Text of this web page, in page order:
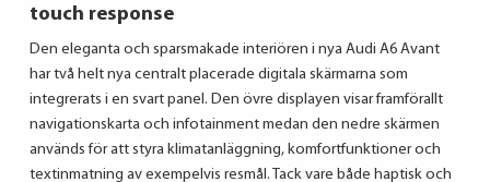
touch response
Den eleganta och sparsmakade interiören i nya Audi A6 Avant
har två helt nya centralt placerade digitala skärmarna som
integrerats i en svart panel. Den övre displayen visar framförallt
navigationskarta och infotainment medan den nedre skärmen
används för att styra klimatanläggning, komfortfunktioner och
textinmatning av exempelvis resmål. Tack vare både haptisk och